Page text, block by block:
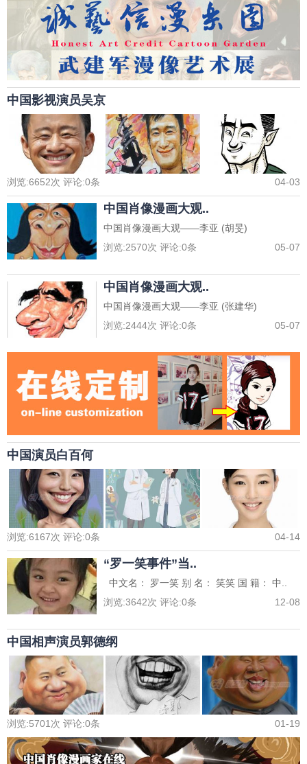
中国影视演员吴京
浏览:6652次 评论:0条 04-03
中国肖像漫画大观..
中国肖像漫画大观——李亚 (胡旻)
浏览:2570次 评论:0条 05-07
中国肖像漫画大观..
中国肖像漫画大观——李亚 (张建华)
浏览:2444次 评论:0条 05-07
中国演员白百何
浏览:6167次 评论:0条 04-14
“罗一笑事件”当..
中文名： 罗一笑 别 名： 笑笑 国 籍： 中..
浏览:3642次 评论:0条 12-08
中国相声演员郭德纲
浏览:5701 次 评论:0条 01-19